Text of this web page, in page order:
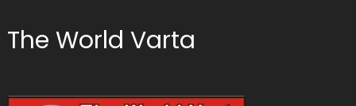
The World Varta